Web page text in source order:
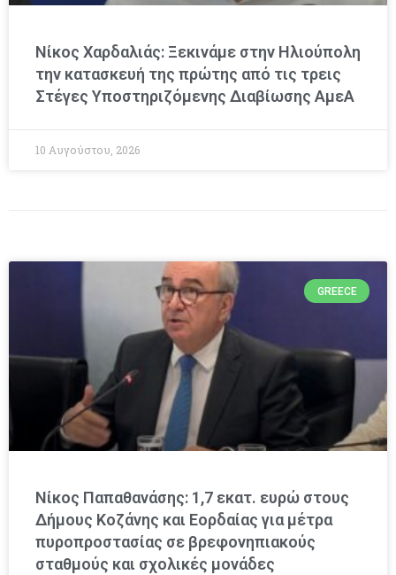
Νίκος Χαρδαλιάς: Ξεκινάμε στην Ηλιούπολη
την κατασκευή της πρώτης από τις τρεις
Στέγες Υποστηριζόμενης Διαβίωσης ΑμεΑ
10 Αυγούστου, 2026
GREECE
Νίκος Παπαθανάσης: 1,7 εκατ. ευρώ στους
Δήμους Κοζάνης και Εορδαίας για μέτρα
πυροπροστασίας σε βρεφονηπιακούς
σταθμούς και σχολικές μονάδες